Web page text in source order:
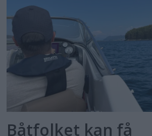
Båtfolket kan få